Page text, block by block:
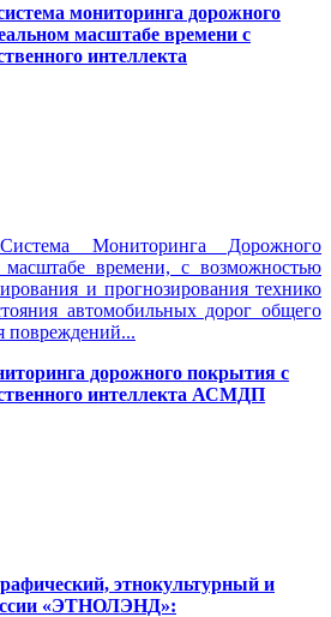
мониторинга дорожного
масштабе времени с
интеллекта
Система Мониторинга Дорожного
времени, с возможностью
и прогнозирования технико
автомобильных дорог общего
повреждений...
дорожного покрытия с
интеллекта АСМДП
этнокультурный и
«ЭТНОЛЭНД»: